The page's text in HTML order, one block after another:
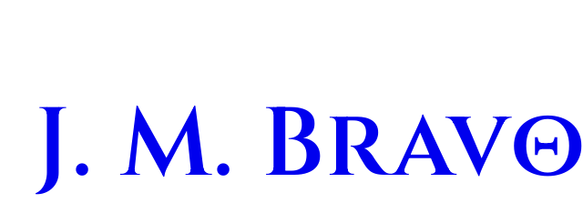
J. M. Bravo